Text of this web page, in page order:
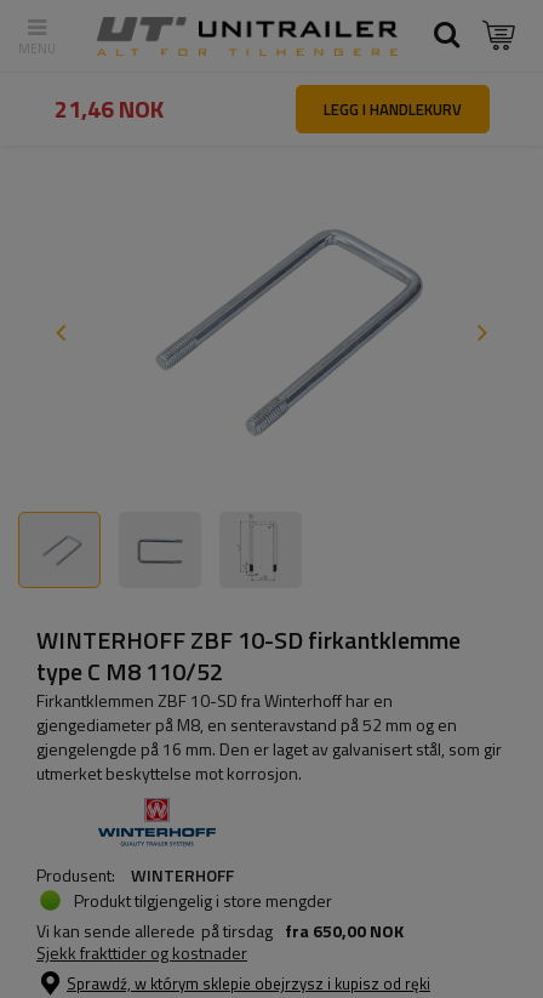
Tilbake Hovedside Reservedeler og tilbehør til tilhengere
WINTERHOFF ZBF 10-SD firkantklemme
type C M8 110/52
Firkantklemmen ZBF 10-SD fra Winterhoff har en
gjengediameter på M8, en senteravstand på 52 mm og en
gjengelengde på 16 mm. Den er laget av galvanisert stål, som gir
utmerket beskyttelse mot korrosjon.
Produsent:
WINTERHOFF
Produkt tilgjengelig i store mengder
Vi kan sende allerede på tirsdag fra650,00 NOK
Sjekk frakttider og kostnader
Sprawdź, w którym sklepie obejrzysz i kupisz od ręki
21,46 NOK LEGG I HANDLEKURV